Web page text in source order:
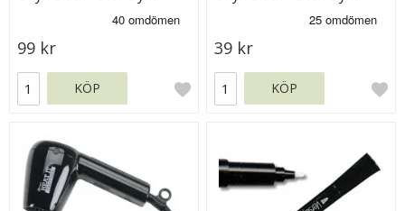
99 kr
KÖP
39 kr
KÖP